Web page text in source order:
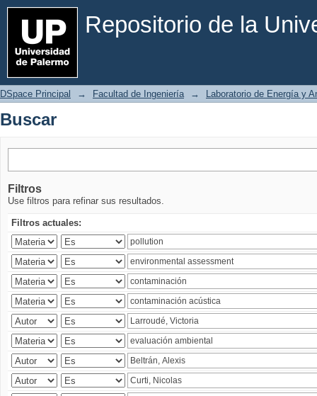
Repositorio de la
Buscar
DSpace Principal → Facultad de Ingeniería → Laboratorio de Energía y
Buscar
Filtros
Use filtros para refinar sus resultados.
Filtros actuales: